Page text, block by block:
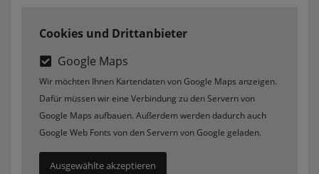
Cookies und Drittanbieter
Google Maps
Wir möchten Ihnen Kartendaten von Google Maps anzeigen.
Dafür müssen wir eine Verbindung zu den Servern von
Google Maps aufbauen. Außerdem werden dadurch auch
Google Web Fonts von den Servern von Google geladen.
Ausgewählte akzeptieren